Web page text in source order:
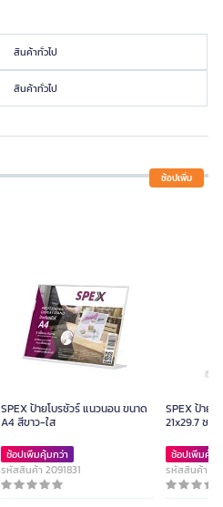
สินค้าทั่วไป
สินค้าทั่วไป
ช้อปเพิ่ม
SPEX ป้ายโบรชัวร์ แนวนอน ขนาด
A4 สีขาว-ใส
ช้อปเพิ่มคุ้มกว่า
รหัสสินค้า 2091831
SPEX ป้าย
21x29.7 ซม.
ช้อปเพิ่มคุ้ม
รหัสสินค้า